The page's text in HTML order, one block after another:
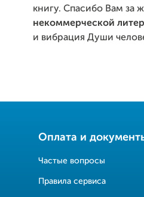
книгу. Спасибо Вам за
некоммерческой
и вибрация Души
Оплата и
Частые вопросы
Правила сервиса